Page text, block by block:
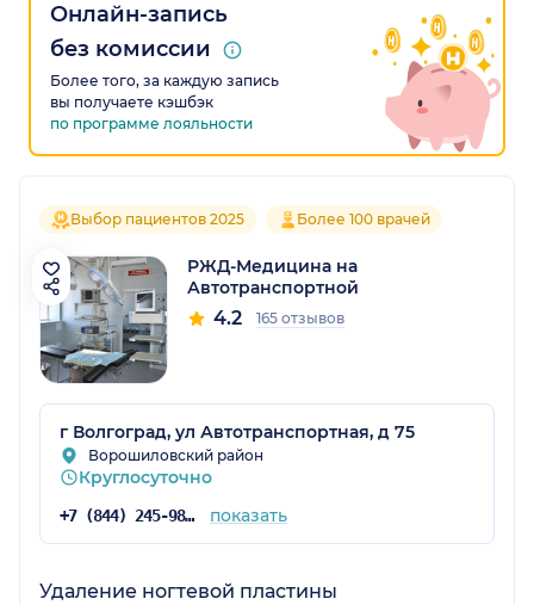
Онлайн-запись
без комиссии
Более того, за каждую запись
вы получаете кэшбэк
по программе лояльности
Выбор пациентов 2025 Более 100 врачей
РЖД-Медицина на
Автотранспортной
4.2 165 отзывов
г Волгоград, ул Автотранспортная, д 75
Ворошиловский район
Круглосуточно
+7 (844) 245-98-54 показать
Удаление ногтевой пластины